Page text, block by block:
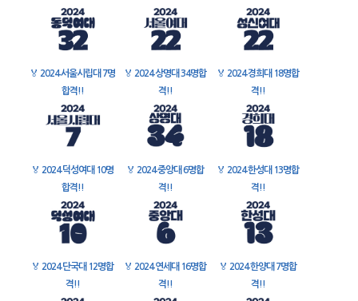
🏅 2024 서울시립대 7명
합격!!
🏅 2024 상명대 34명합
격!!
🏅 2024 경희대 18명합
격!!
🏅 2024 덕성여대 10명
합격!!
🏅 2024 중앙대 6명합
격!!
🏅 2024 한성대 13명합
격!!
🏅 2024 단국대 12명합
격!!
🏅 2024 연세대 16명합
격!!
🏅 2024 한양대 7명합
격!!